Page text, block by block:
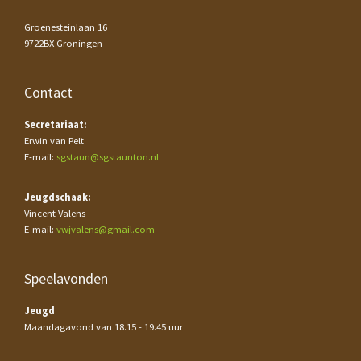
Groenesteinlaan 16
9722BX Groningen
Contact
Secretariaat:
Erwin van Pelt
E-mail: sgstaun@sgstaunton.nl
Jeugdschaak:
Vincent Valens
E-mail: vwjvalens@gmail.com
Speelavonden
Jeugd
Maandagavond van 18.15 - 19.45 uur